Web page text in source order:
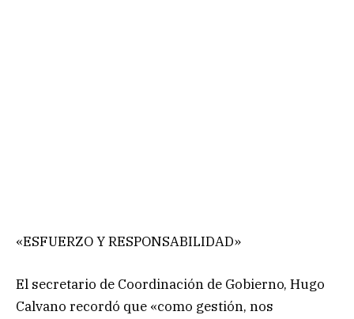
«ESFUERZO Y RESPONSABILIDAD»
El secretario de Coordinación de Gobierno, Hugo
Calvano recordó que «como gestión, nos